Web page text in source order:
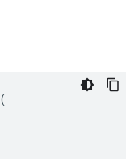
(